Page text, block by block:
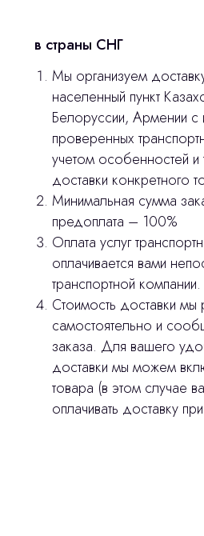
в страны СНГ
Мы организуем
населенный пункт
Белоруссии, Армении с
проверенных
учетом особенностей и
доставки конкретного
Минимальная сумма
предоплата – 100%
Оплата услуг
оплачивается вами
транспортной компании.
Стоимость доставки мы
самостоятельно и
заказа. Для вашего
доставки мы можем
товара (в этом случае
оплачивать доставку
сделано
Политика конфиденциальности
stasicus